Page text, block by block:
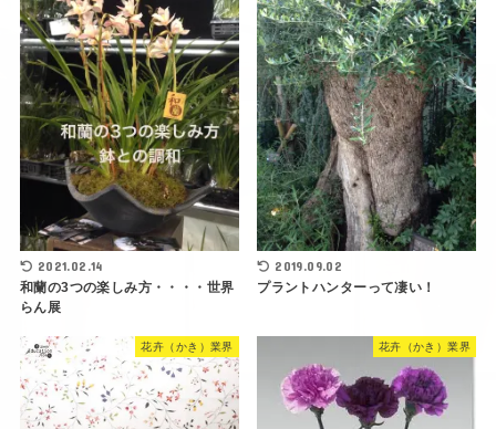
2021.02.14
和蘭の3つの楽しみ方・・・・世界
らん展
2019.09.02
プラントハンターって凄い！
花卉（かき）業界 花卉（かき）業界